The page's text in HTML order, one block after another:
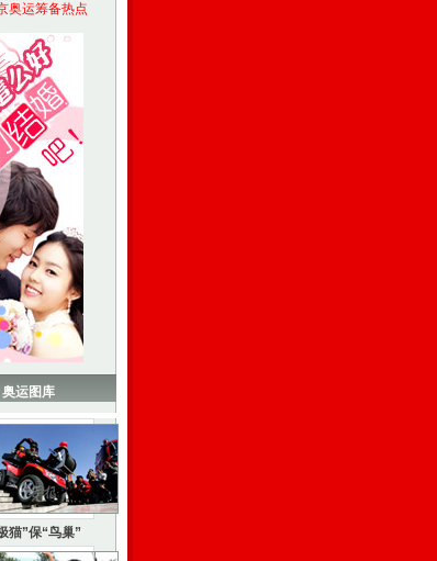
奥运筹备热点
奥运图库
猫”保“鸟巢”